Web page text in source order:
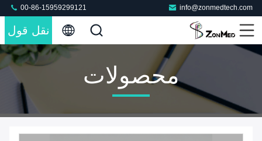
info@zonmedtech.com
00-86-15959299121
نقل قول
محصولات